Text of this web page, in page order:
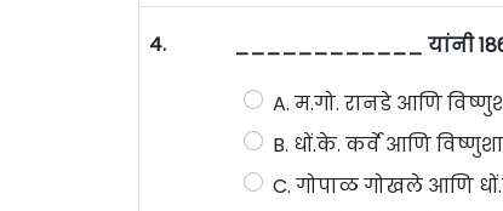
4. ____________ यांनी
A. म.गो. रानडे आणि
B. धों.के. कर्वे आणि
C. गोपाळ गोखले आणि